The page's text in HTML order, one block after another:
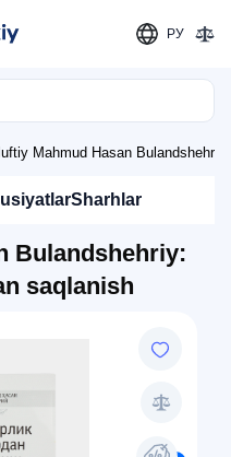
РУ
Mahmud Hasan
Sharhlar
Bulandshehriy:
saqlanish